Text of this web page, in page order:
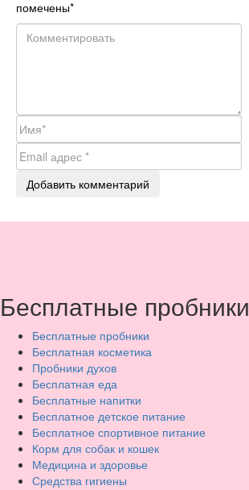
помечены*
Бесплатные пробники
Бесплатные пробники
Бесплатная косметика
Пробники духов
Бесплатная еда
Бесплатные напитки
Бесплатное детское питание
Бесплатное спортивное питание
Корм для собак и кошек
Медицина и здоровье
Средства гигиены